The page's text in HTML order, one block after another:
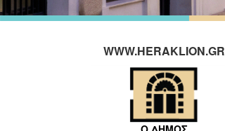
WWW.HERAKLION.GR